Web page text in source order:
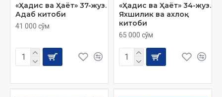
«Ҳадис ва Ҳаёт» 37-жуз.
Адаб китоби
41 000 сўм
«Ҳадис ва Ҳаёт» 34-жуз.
Яхшилик ва ахлоқ
китоби
65 000 сўм